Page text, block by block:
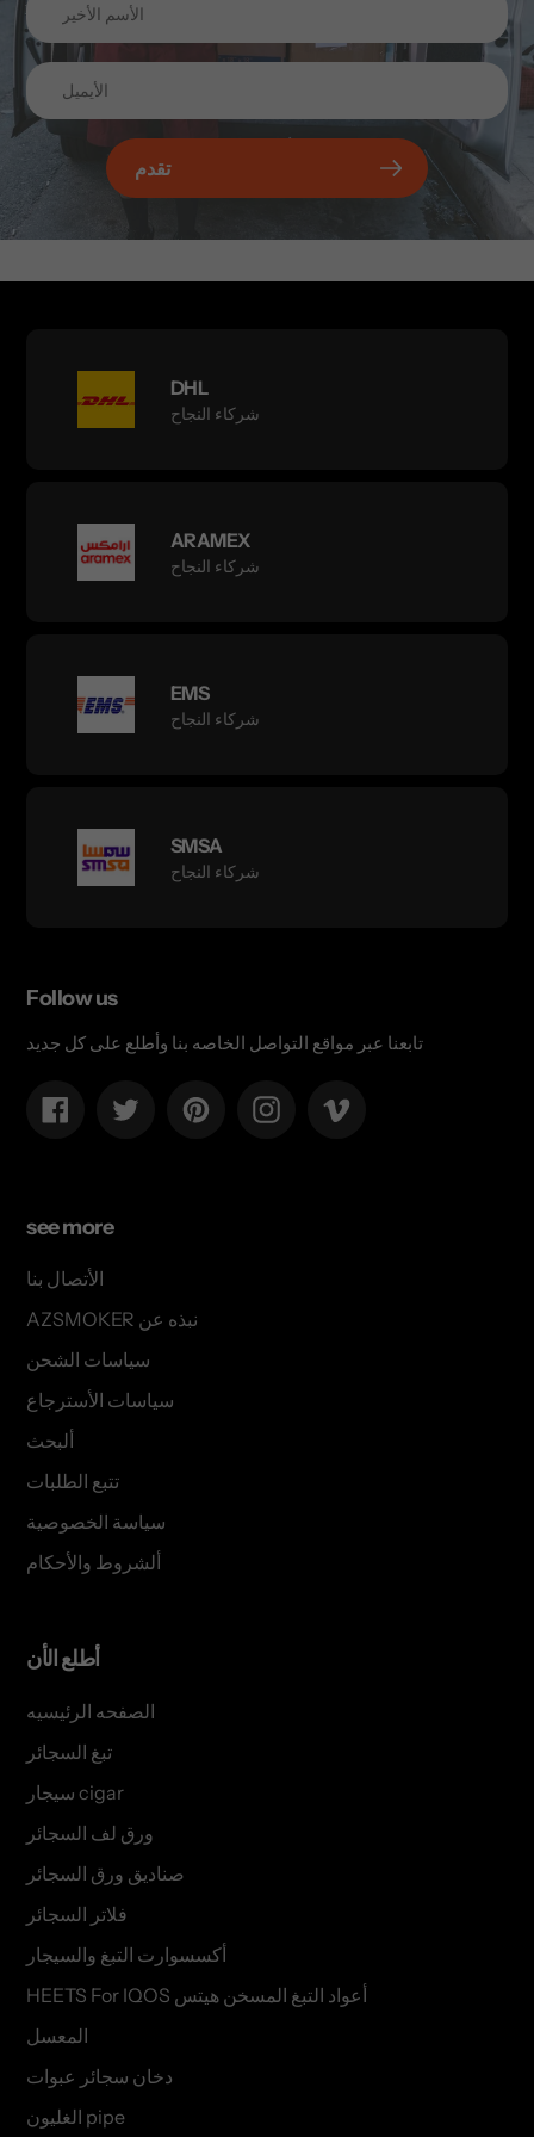
تقدم
DHL
شركاء النجاح
ARAMEX
شركاء النجاح
EMS
شركاء النجاح
SMSA
شركاء النجاح
Follow us
تابعنا عبر مواقع التواصل الخاصه بنا وأطلع على كل جديد
Facebook Twitter PinterestInstagram
see more
الأتصال بنا
AZSMOKER نبذه عن
سياسات الشحن
سياسات الأسترجاع
ألبحث
تتبع الطلبات
سياسة الخصوصية
ألشروط والأحكام
أطلع الأن
الصفحه الرئيسيه
تبغ السجائر
سيجار cigar
ورق لف السجائر
صناديق ورق السجائر
فلاتر السجائر
أكسسوارت التبغ والسيجار
HEETS For IQOS أعواد التبغ المسخن هيتس
المعسل
دخان سجائر عبوات
الغليون pipe